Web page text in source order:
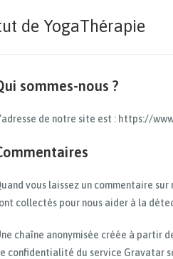
de YogaThérapie
sommes-nous ?
de notre site est : https://
vous laissez un commentaire
collectés pour nous aider à la
chaîne anonymisée créée à partir
confidentialité du service Gravatar